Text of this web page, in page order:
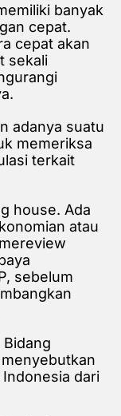
banyak
cepat.
cepat akan
sekali
adanya suatu
memeriksa
terkait
house. Ada
atau
sebelum
dari